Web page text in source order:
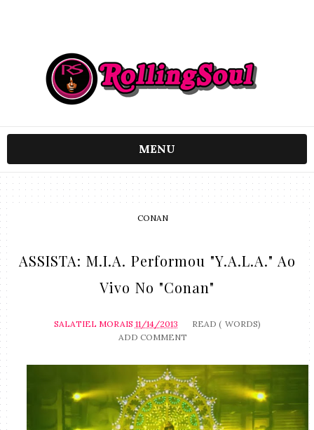
MENU
CONAN
ASSISTA: M.I.A. Performou "Y.A.L.A." Ao
Vivo No "Conan"
SALATIEL MORAIS 11/14/2013 READ ( WORDS)
ADD COMMENT